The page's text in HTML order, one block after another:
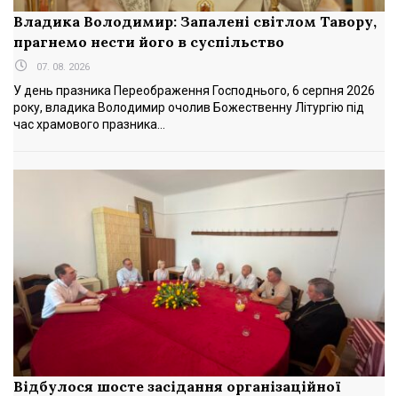
Владика Володимир: Запалені світлом Тавору,
прагнемо нести його в суспільство
07. 08. 2026
У день празника Переображення Господнього, 6 серпня 2026
року, владика Володимир очолив Божественну Літургію під
час храмового празника...
Відбулося шосте засідання організаційної